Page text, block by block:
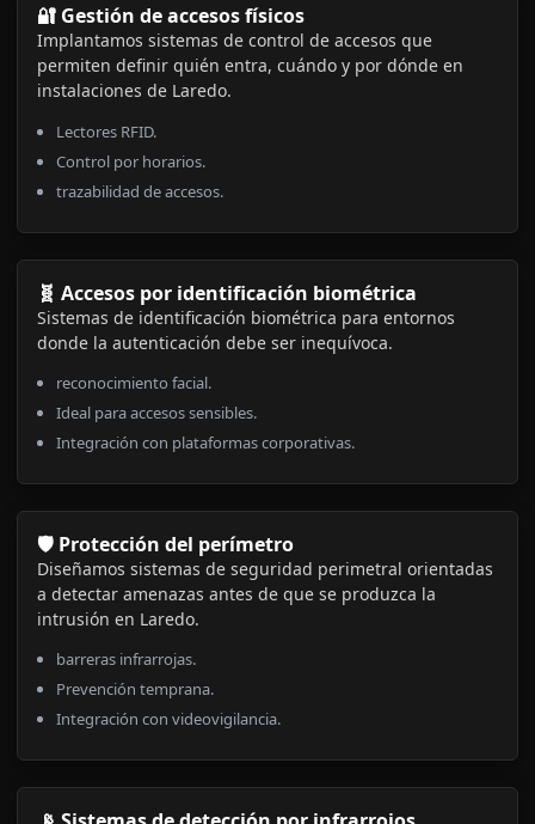
🔐 Gestión de accesos físicos
Implantamos sistemas de control de accesos que
permiten definir quién entra, cuándo y por dónde en
instalaciones de Laredo.
Lectores RFID.
Control por horarios.
trazabilidad de accesos.
🧬 Accesos por identificación biométrica
Sistemas de identificación biométrica para entornos
donde la autenticación debe ser inequívoca.
reconocimiento facial.
Ideal para accesos sensibles.
Integración con plataformas corporativas.
🛡️ Protección del perímetro
Diseñamos sistemas de seguridad perimetral orientadas
a detectar amenazas antes de que se produzca la
intrusión en Laredo.
barreras infrarrojas.
Prevención temprana.
Integración con videovigilancia.